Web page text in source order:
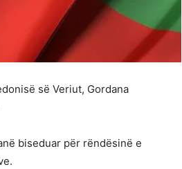
së Veriut, Gordana
biseduar për rëndësinë e